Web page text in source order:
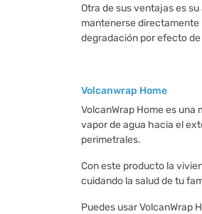
Otra de sus ventajas es
mantenerse directamente
degradación por efecto
Volcanwrap Home
VolcanWrap Home es
vapor de agua hacia el
perimetrales.
Con este producto la
cuidando la salud de tu
Puedes usar VolcanWrap